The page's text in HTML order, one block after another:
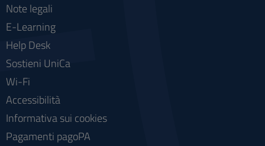
Note legali
E-Learning
Help Desk
Sostieni UniCa
Wi-Fi
Accessibilità
Informativa sui cookies
Pagamenti pagoPA